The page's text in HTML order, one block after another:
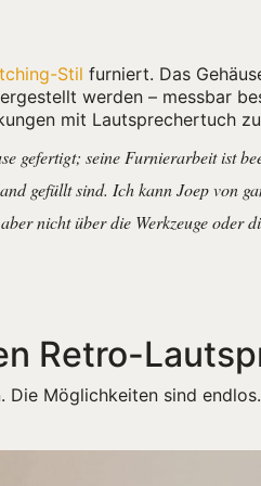
Stil furniert. Das
werden – messbar
mit Lautsprechertuch
gefertigt; seine Furnierarbeit ist
gefüllt sind. Ich kann Joep von
nicht über die Werkzeuge oder
Retro-
Möglichkeiten sind